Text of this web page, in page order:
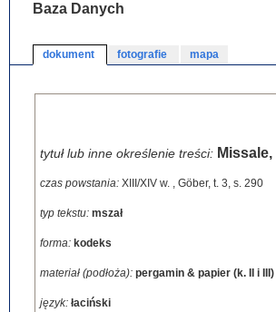
Baza Danych
dokument fotografie mapa
tytuł lub inne określenie treści:
czas powstania: XIII/XIV w. , Göber, t. 3, s. 290
typ tekstu: mszał
forma: kodeks
materiał (podłoża): pergamin & papier (k. II i III)
język: łaciński